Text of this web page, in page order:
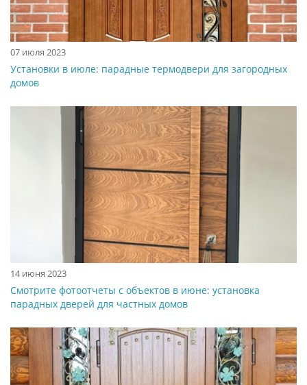
07 июля 2023
Установки в июле: парадные термодвери для загородных
домов
14 июня 2023
Смотрите фотоотчеты с объектов в июне: установка
парадных дверей для частных домов